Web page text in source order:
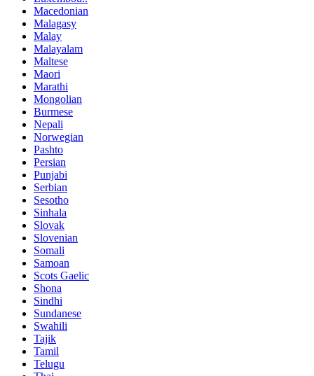
Macedonian
Malagasy
Malay
Malayalam
Maltese
Maori
Marathi
Mongolian
Burmese
Nepali
Norwegian
Pashto
Persian
Punjabi
Serbian
Sesotho
Sinhala
Slovak
Slovenian
Somali
Samoan
Scots Gaelic
Shona
Sindhi
Sundanese
Swahili
Tajik
Tamil
Telugu